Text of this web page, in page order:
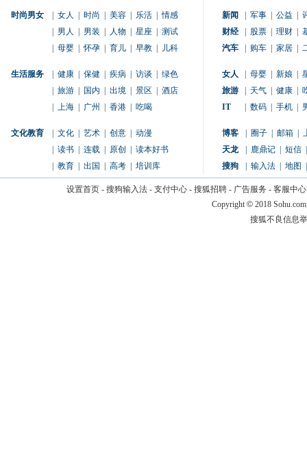
时尚男女 女人 时尚 美容 乐活
情感
男人 男装 人物 星座
测试
母婴 怀孕 育儿 早教 儿科
生活服务 健康 保健 疾病 访谈
绿色
旅游 国内 出境 景区
酒店
上海 广州 香港 吃喝
文化教育 文化 艺术 创意
动漫
读书 连载 原创
读本好书
教育 出国 高考 培训库
新闻 军事 公益
财经
股票 理财
汽车
购车 家居
女人 母婴 新娘
旅游
天气 健康
IT
数码 手机
博客 圈子 邮箱
天龙
鹿鼎记 短信
搜狗
输入法 地图
设置首页- 搜狗输入法- 支付中心- 搜狐招聘- 广告服务 - 客服中心
Copyright © 2018
搜狐不良信息